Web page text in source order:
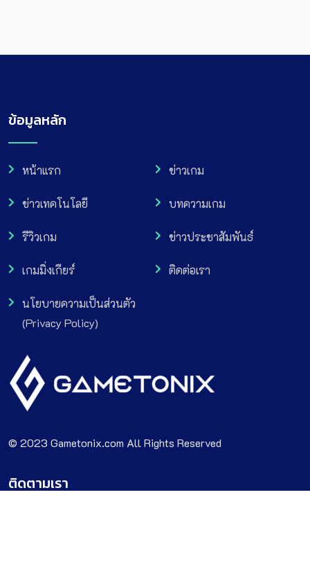
ข้อมูลหลัก
หน้าแรก ข่าวเกม
ข่าวเทคโนโลยี บทความเกม
รีวิวเกม ข่าวประชาสัมพันธ์
เกมมิ่งเกียร์ ติดต่อเรา
นโยบายความเป็นส่วนตัว
(Privacy Policy)
© 2023 Gametonix.com All Rights Reserved
ติดตามเรา